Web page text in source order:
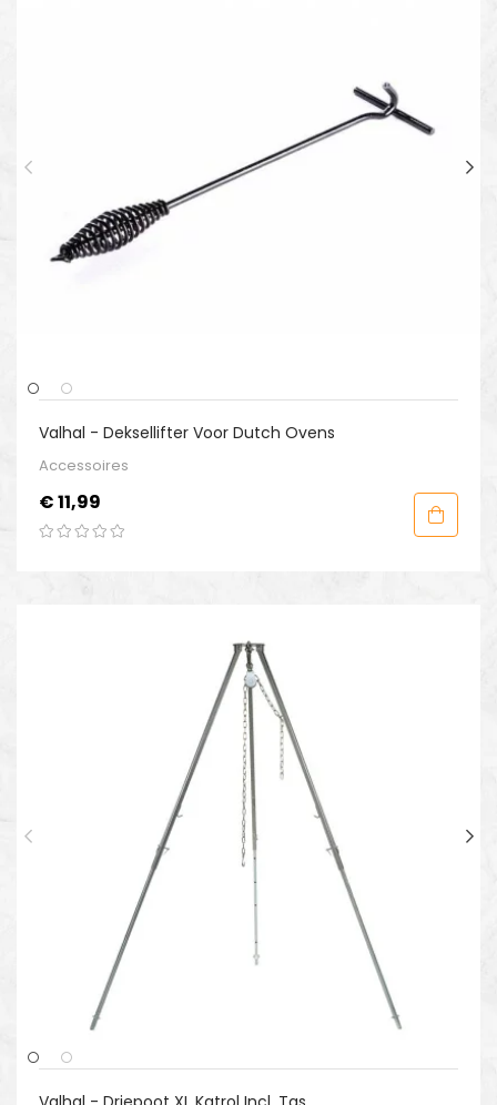
Valhal - Deksellifter Voor Dutch Ovens
Accessoires
Prijs
€ 11,99